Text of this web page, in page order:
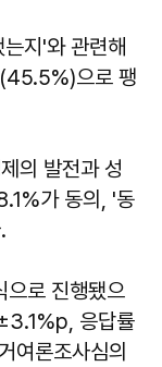
지'와 관련해
으로 팽
의 발전과 성
가 동의, '동
으로 진행됐으
응답률
여론조사심의